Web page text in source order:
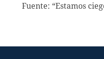
Fuente: “Estamos